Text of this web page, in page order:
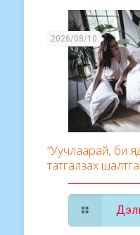
2026/08/10
“Уучлаарай, би
татгалзах